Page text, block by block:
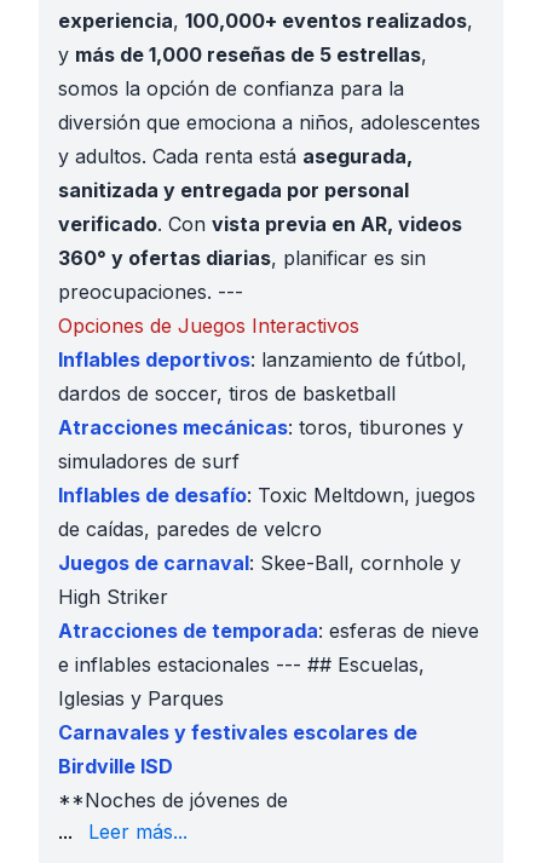
experiencia, 100,000+ eventos realizados,
y más de 1,000 reseñas de 5 estrellas,
somos la opción de confianza para la
diversión que emociona a niños, adolescentes
y adultos. Cada renta está asegurada,
sanitizada y entregada por personal
verificado. Con vista previa en AR, videos
360° y ofertas diarias, planificar es sin
preocupaciones. ---
Opciones de Juegos Interactivos
Inflables deportivos: lanzamiento de fútbol,
dardos de soccer, tiros de basketball
Atracciones mecánicas: toros, tiburones y
simuladores de surf
Inflables de desafío: Toxic Meltdown, juegos
de caídas, paredes de velcro
Juegos de carnaval: Skee-Ball, cornhole y
High Striker
Atracciones de temporada: esferas de nieve
e inflables estacionales --- ## Escuelas,
Iglesias y Parques
Carnavales y festivales escolares de
Birdville ISD
**Noches de jóvenes de
iglesia y días familiares
... Leer más...